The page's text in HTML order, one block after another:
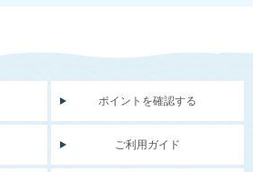
ポイントを確認する
ご利用ガイド